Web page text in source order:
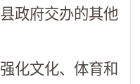
政府交办的其他
化文化、体育和